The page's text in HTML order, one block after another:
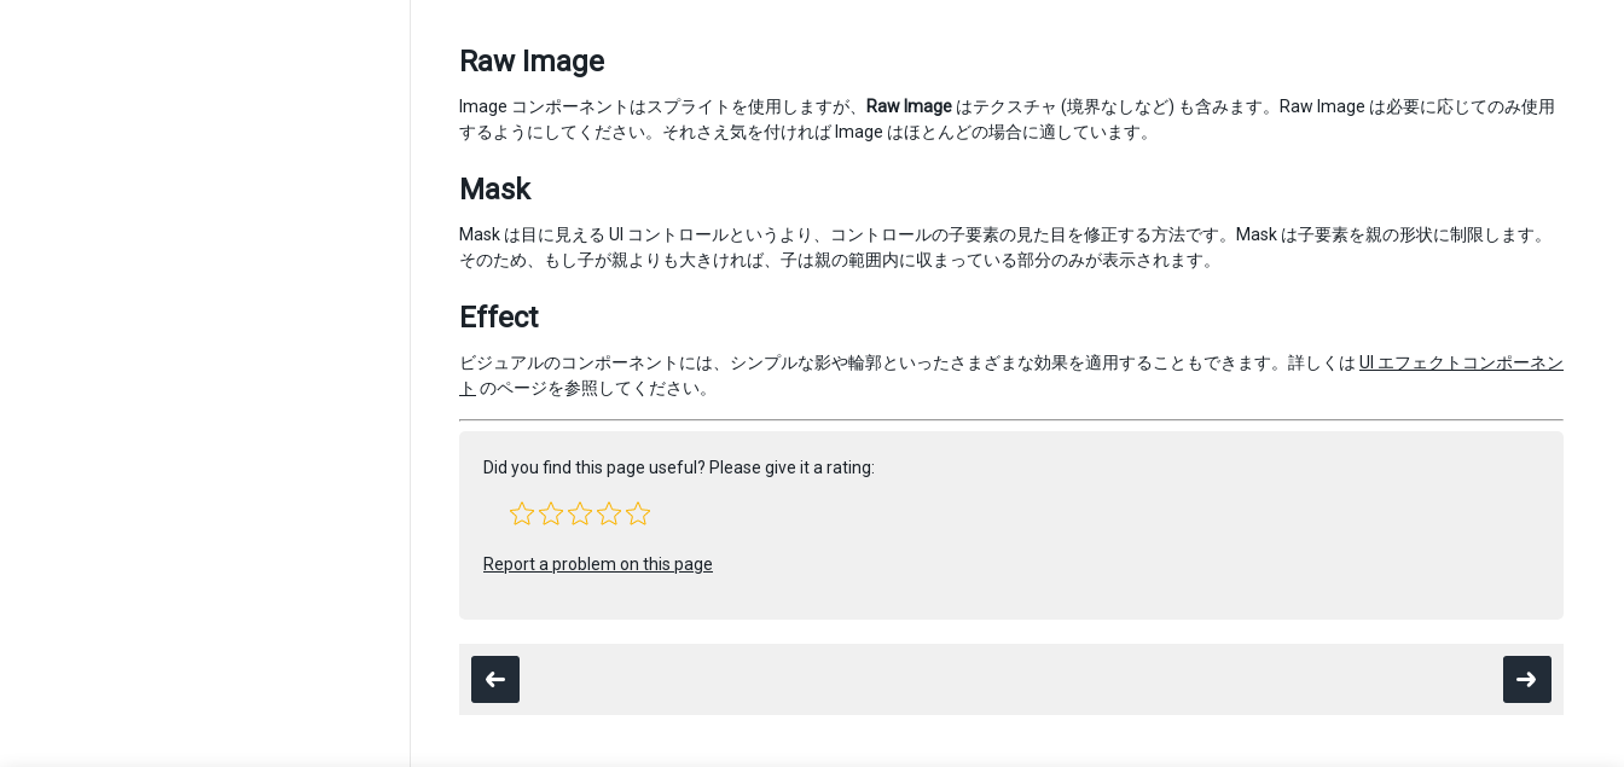
Raw Image
Image コンポーネントはスプライトを使用しますが、 Raw Image はテクスチャ (境界なしなど) も含みます。Raw Image は必要に応じてのみ使用
するようにしてください。それさえ気を付ければ Image はほとんどの場合に適しています。
Mask
Mask は目に見える UI コントロールというより、コントロールの子要素の見た目を修正する方法です。Mask は子要素を親の形状に制限します。
そのため、もし子が親よりも大きければ、子は親の範囲内に収まっている部分のみが表示されます。
Effect
ビジュアルのコンポーネントには、シンプルな影や輪郭といったさまざまな効果を適用することもできます。詳しくは UI エフェクトコンポーネン
ト のページを参照してください。
Did you find this page useful? Please give it a rating:
Report a problem on this page